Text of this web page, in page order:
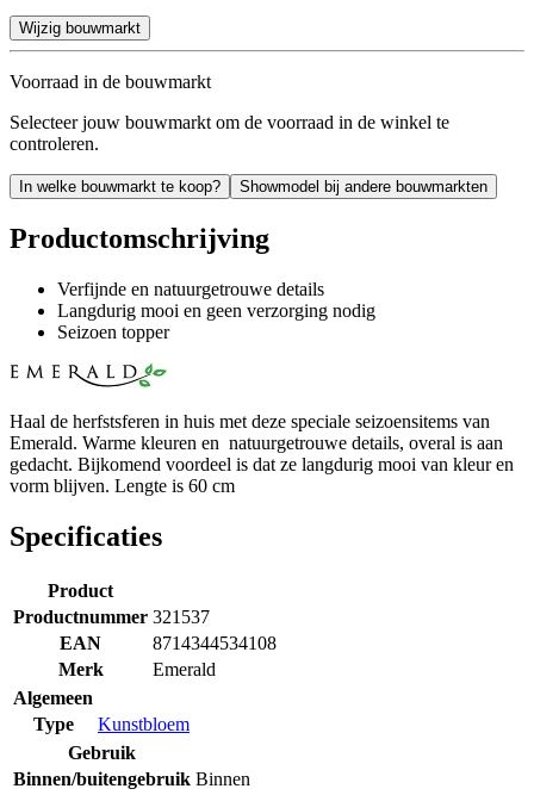
Wijzig bouwmarkt
Voorraad in de bouwmarkt
Selecteer jouw bouwmarkt om de voorraad in de winkel te
controleren.
In welke bouwmarkt te koop? Showmodel bij andere bouwmarkten
Productomschrijving
Verfijnde en natuurgetrouwe details
Langdurig mooi en geen verzorging nodig
Seizoen topper
Haal de herfstsferen in huis met deze speciale seizoensitems van
Emerald. Warme kleuren en natuurgetrouwe details, overal is aan
gedacht. Bijkomend voordeel is dat ze langdurig mooi van kleur en
vorm blijven. Lengte is 60 cm
Specificaties
Product
Productnummer 321537
EAN
8714344534108
Merk
Emerald
Algemeen
Type
Kunstbloem
Gebruik
Binnen/buitengebruik Binnen